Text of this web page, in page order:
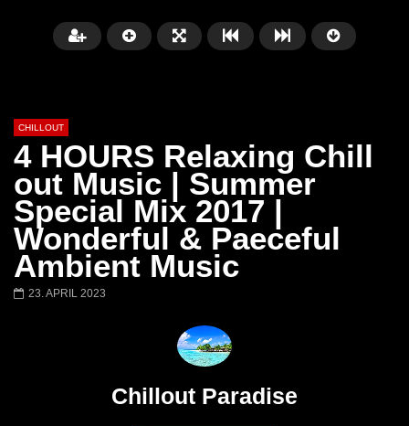
Später
01:02:49
Chillout Ibiza Lounge 2024 🍓
Calm & Relaxing Background
Music 🍓 Chill, Study, Work,
Lust. – Runaway
CHILLOUT
4 HOURS Relaxing Chill
out Music | Summer
Special Mix 2017 |
Wonderful & Paeceful
Ambient Music
23. APRIL 2023
Chillout Paradise